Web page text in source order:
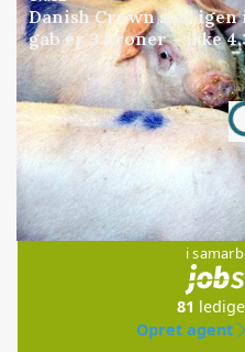
Danish Crown slår
gab er 3 kroner – ikke
i
81
Opret agent